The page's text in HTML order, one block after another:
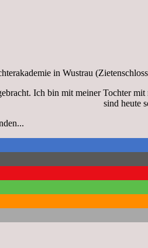
in Wustrau
Ich bin mit meiner Tochter
sind heute